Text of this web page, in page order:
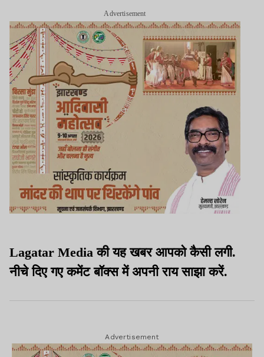
Advertisement
Lagatar Media की यह खबर आपको कैसी लगी.
नीचे दिए गए कमेंट बॉक्स में अपनी राय साझा करें.
Advertisement